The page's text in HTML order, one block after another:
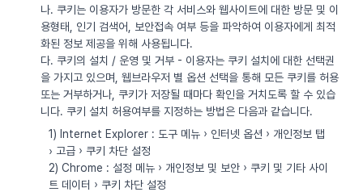
나. 쿠키는 이용자가 방문한 각 서비스와 웹사이트에 대한 방문 및 이
용형태, 인기 검색어, 보안접속 여부 등을 파악하여 이용자에게 최적
화된 정보 제공을 위해 사용됩니다.
다. 쿠키의 설치 / 운영 및 거부 - 이용자는 쿠키 설치에 대한 선택권
을 가지고 있으며, 웹브라우저 별 옵션 선택을 통해 모든 쿠키를 허용
또는 거부하거나, 쿠키가 저장될 때마다 확인을 거치도록 할 수 있습
니다. 쿠키 설치 허용여부를 지정하는 방법은 다음과 같습니다.
1) Internet Explorer : 도구 메뉴 › 인터넷 옵션 › 개인정보 탭
› 고급 › 쿠키 차단 설정
2) Chrome : 설정 메뉴 › 개인정보 및 보안 › 쿠키 및 기타 사이
트 데이터 › 쿠키 차단 설정